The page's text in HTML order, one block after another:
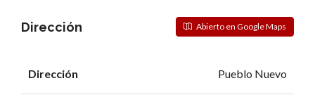
Dirección Abierto en Google Maps
Dirección Pueblo Nuevo